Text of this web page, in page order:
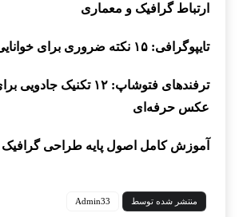
ارتباط گرافیک و معماری
تایپوگرافی: ۱۵ نکته ضروری برای خوانایی و زیبایی متن
ترفندهای فتوشاپ: ۱۲ تکنیک
عکس حرفه‌ای
آموزش کامل اصول پایه طراحی گرافیک
منتشر شده توسط Admin33